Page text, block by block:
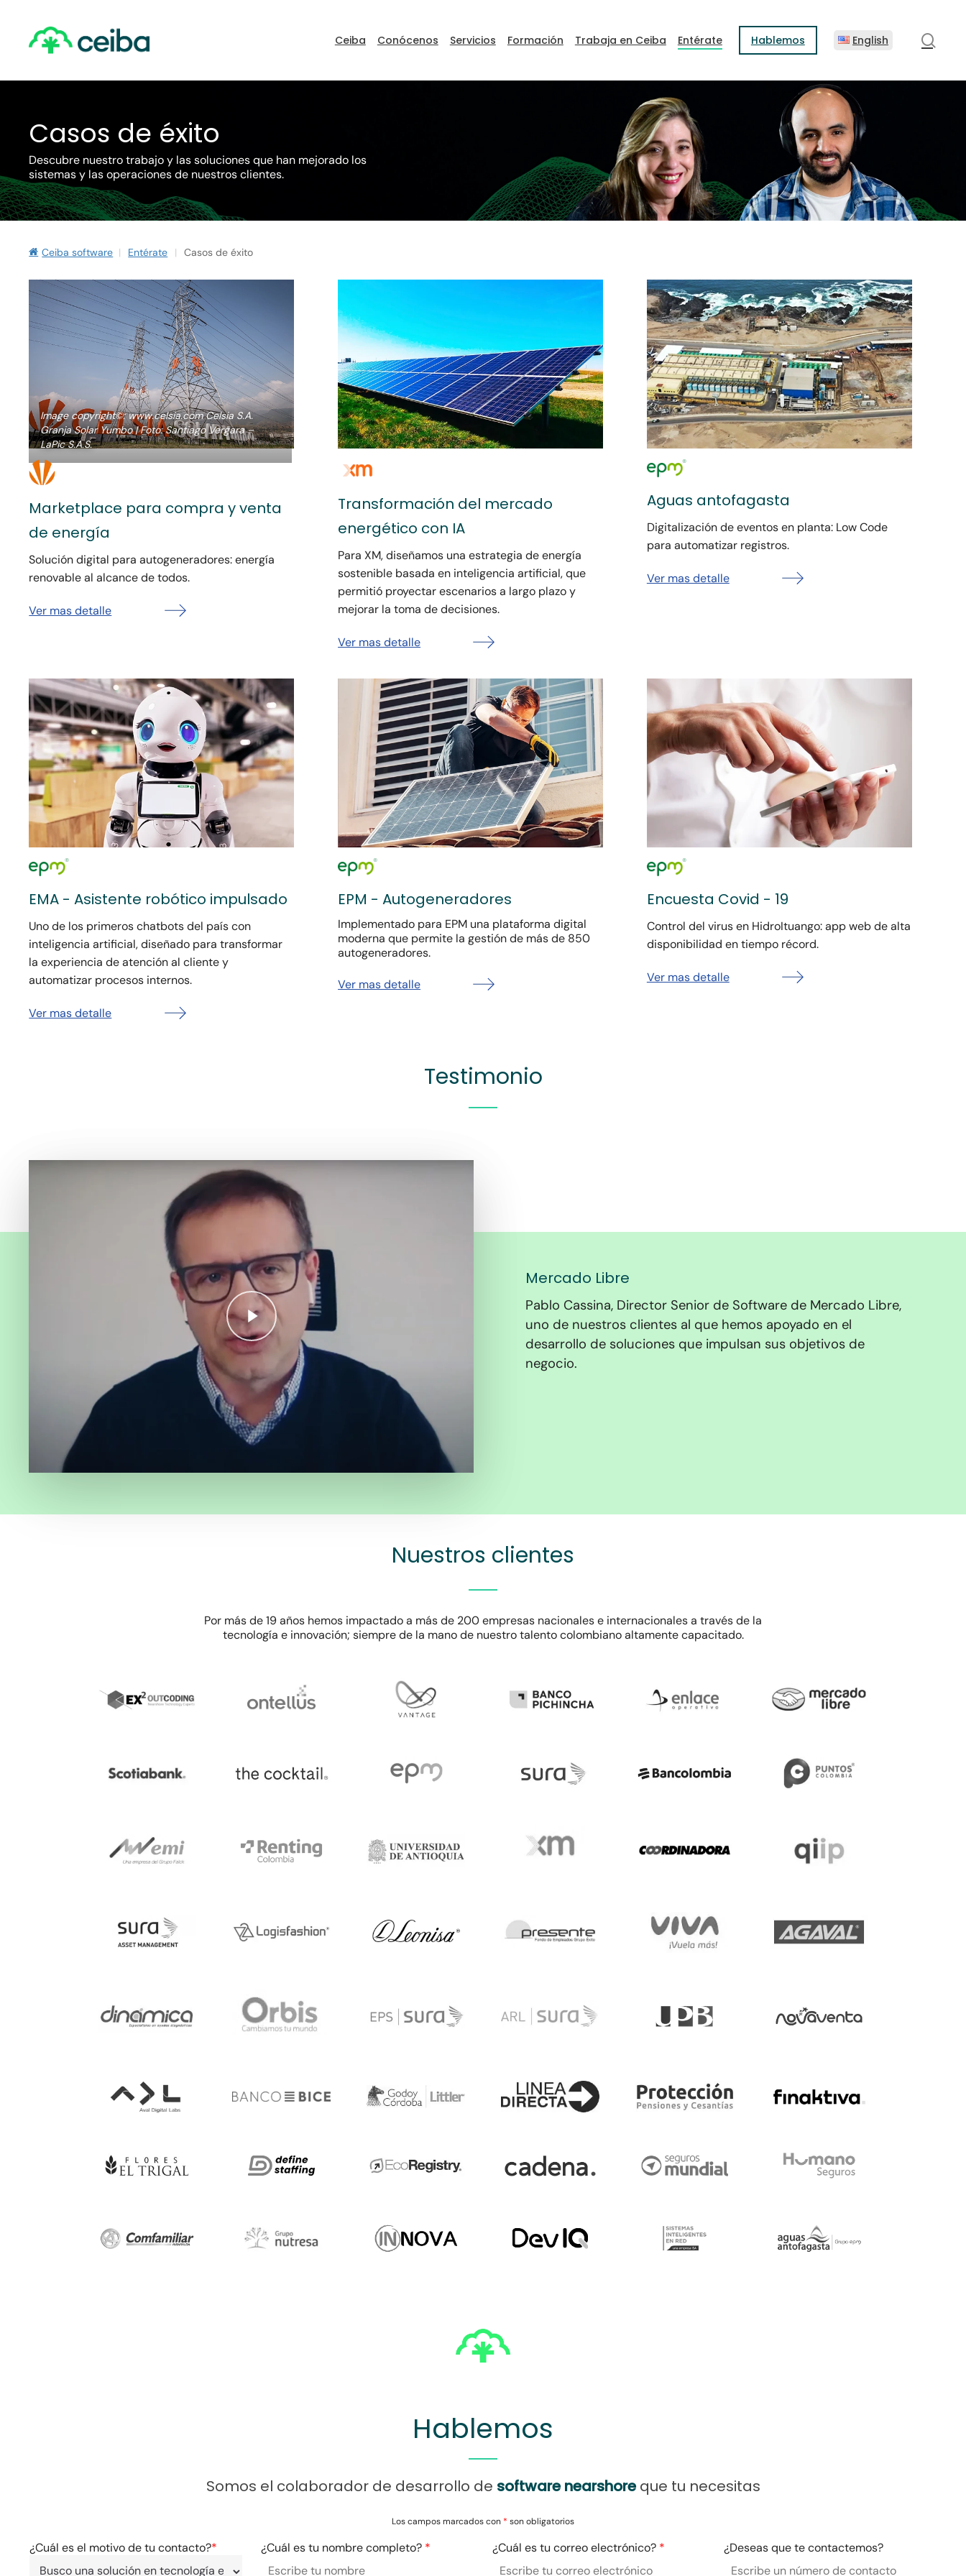
content
Hit enter to search or ESC to close
Ceiba Conócenos Servicios Formación Trabaja en Ceiba Entérate
ceibaDEVFEST
Go to Ceiba
Hablemos English
Casos de éxito
Descubre nuestro trabajo y las soluciones que han mejorado los
sistemas y las operaciones de nuestros clientes.
Ceiba software | Entérate | Casos de éxito
Image copyright©: www.celsia.com Celsia S.A.
Granja Solar Yumbo | Foto: Santiago Vergara –
LaPic S.A.S.
Marketplace para compra y venta
de energía
Solución digital para autogeneradores: energía
renovable al alcance de todos.
Ver mas detalle
Transformación del mercado
energético con IA
Para XM, diseñamos una estrategia de energía
sostenible basada en inteligencia artificial, que
permitió proyectar escenarios a largo plazo y
mejorar la toma de decisiones.
Ver mas detalle
Aguas antofagasta
Digitalización de eventos en planta: Low Code
para automatizar registros.
Ver mas detalle
EMA - Asistente robótico impulsado
Uno de los primeros chatbots del país con
inteligencia artificial, diseñado para transformar
la experiencia de atención al cliente y
automatizar procesos internos.
Ver mas detalle
EPM - Autogeneradores
Implementado para EPM una plataforma digital
moderna que permite la gestión de más de 850
autogeneradores.
Ver mas detalle
Encuesta Covid - 19
Control del virus en HidroItuango: app web de alta
disponibilidad en tiempo récord.
Ver mas detalle
Testimonio
Play Video
Mercado Libre
Pablo Cassina, Director Senior de Software de Mercado Libre,
uno de nuestros clientes al que hemos apoyado en el
desarrollo de soluciones que impulsan sus objetivos de
negocio.
Nuestros clientes
Por más de 19 años hemos impactado a más de 200 empresas nacionales e internacionales a través de la
tecnología e innovación; siempre de la mano de nuestro talento colombiano altamente capacitado.
Hablemos
Somos el colaborador de desarrollo de software nearshoreque tu necesitas
Los campos marcados con * son obligatorios
¿Cuál es el motivo de tu contacto?* ¿Cuál es tu nombre completo? * ¿Cuál es tu correo electrónico? * ¿Deseas que te contactemos?